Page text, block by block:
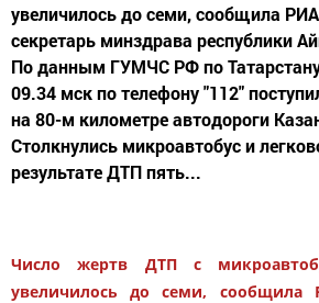
увеличилось до семи, сообщила
секретарь минздрава республики
По данным ГУМЧС РФ по
09.34 мск по телефону "112"
на 80-м километре автодороги
Столкнулись микроавтобус и
результате ДТП пять...
Число жертв ДТП с
увеличилось до семи, сообщила